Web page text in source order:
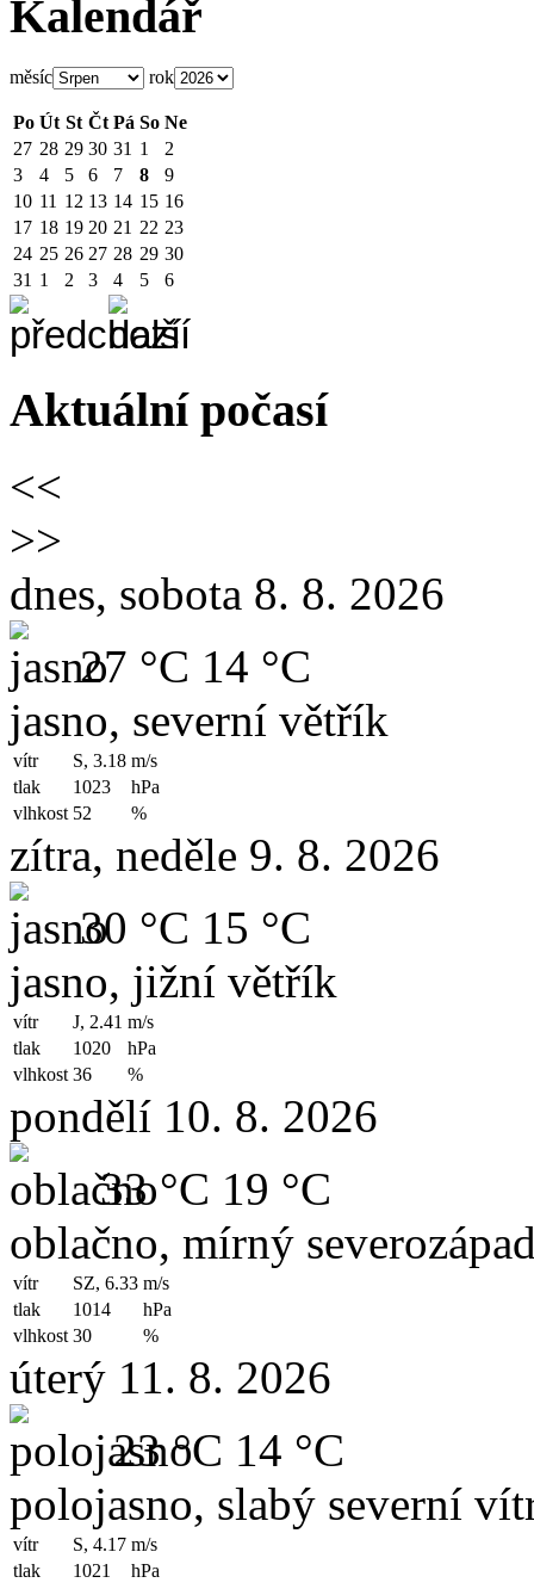
Kalendář
měsíc rok
Po Út St Čt Pá So Ne
27 28 29 30 31 1
2
3
4 5 6 7 8
9
10 11 12 13 14 15 16
17 18 19 20 21 22 23
24 25 26 27 28 29 30
31 1 2 3 4 5 6
Aktuální počasí
<<
>>
dnes, sobota 8. 8. 2026
27 °C 14 °C
jasno, severní větřík
vítr S, 3.18 m/s
tlak
1023
hPa
vlhkost 52 %
zítra, neděle 9. 8. 2026
30 °C 15 °C
jasno, jižní větřík
vítr J, 2.41 m/s
tlak
1020
hPa
vlhkost 36 %
pondělí 10. 8. 2026
33 °C 19 °C
oblačno, mírný
vítr SZ, 6.33 m/s
tlak
1014
hPa
vlhkost 30 %
úterý 11. 8. 2026
23 °C 14 °C
polojasno, slabý severní
vítr S, 4.17 m/s
tlak
1021
hPa